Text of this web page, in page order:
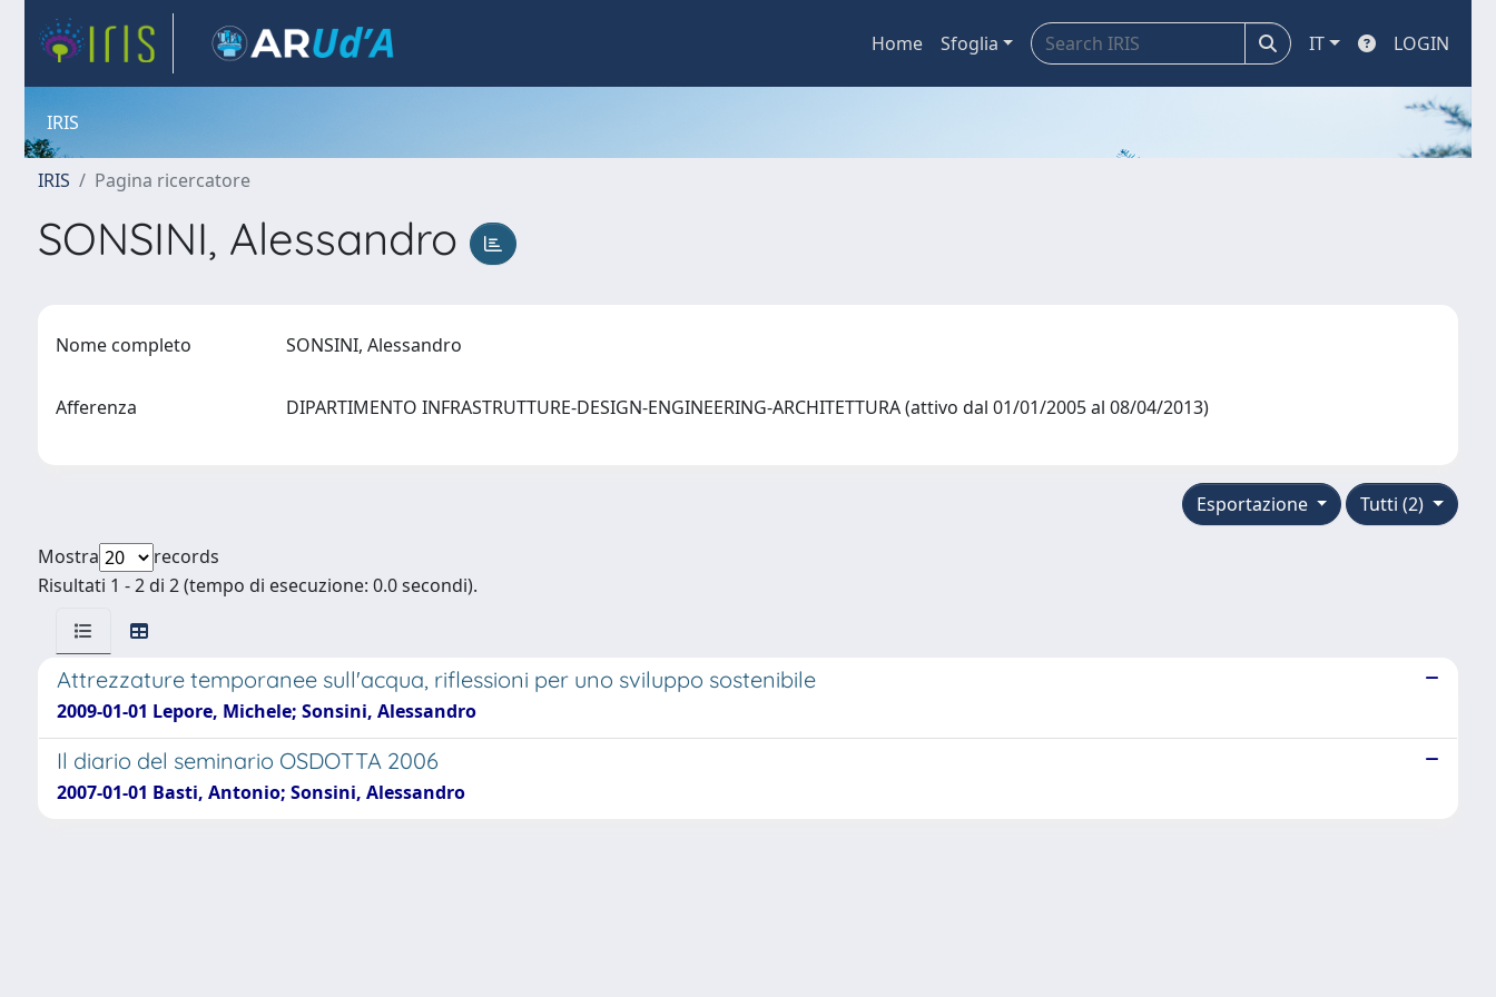
Home Sfoglia IT LOGIN
IRIS
IRIS Pagina ricercatore
SONSINI, Alessandro
Nome completo SONSINI, Alessandro
Afferenza DIPARTIMENTO INFRASTRUTTURE-DESIGN-ENGINEERING-ARCHITETTURA (attivo dal 01/01/2005 al 08/04/2013)
Tutti (2)
Esportazione
Mostra
records
Risultati 1 - 2 di 2 (tempo di esecuzione: 0.0 secondi).
Attrezzature temporanee sull'acqua, riflessioni per uno sviluppo sostenibile
2009-01-01 Lepore, Michele; Sonsini, Alessandro
Il diario del seminario OSDOTTA 2006
2007-01-01 Basti, Antonio; Sonsini, Alessandro